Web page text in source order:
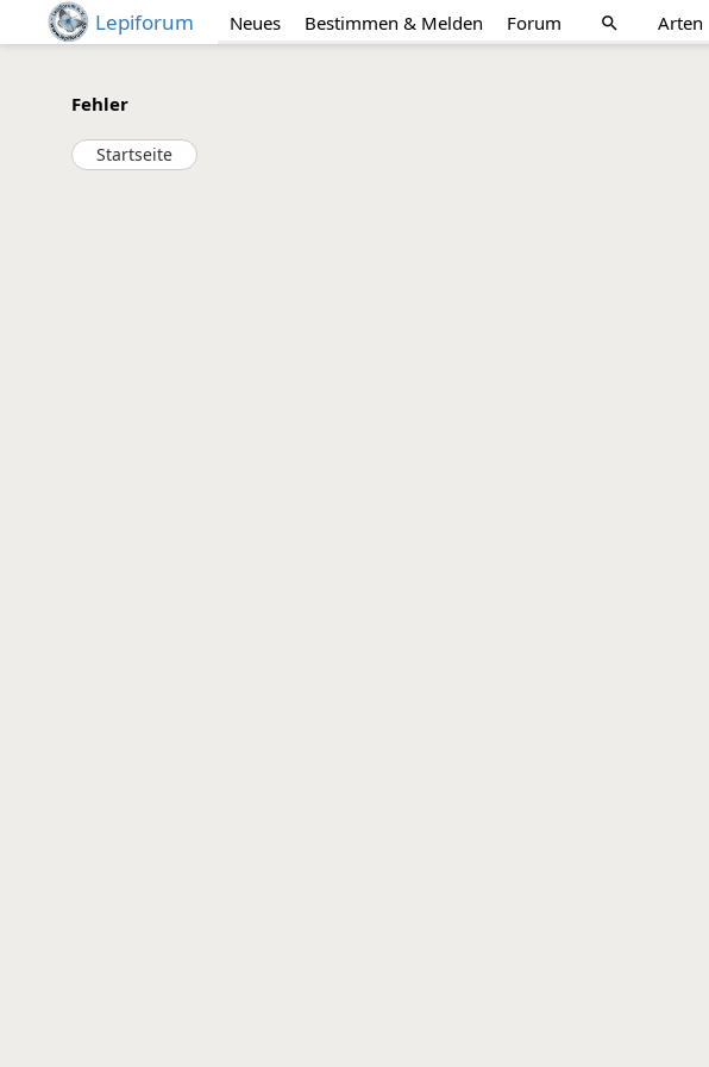
Lepiforum Neues Bestimmen & Melden Forum search Arten
Fehler
Startseite